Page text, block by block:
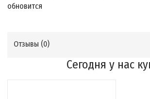
обновится
Отзывы (0)
Сегодня у нас